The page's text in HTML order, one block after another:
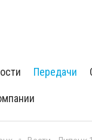
Передачи